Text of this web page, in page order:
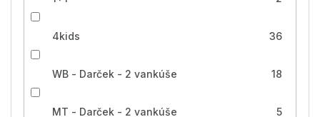
4kids 36
WB - Darček - 2 vankúše 18
MT - Darček - 2 vankúše 5